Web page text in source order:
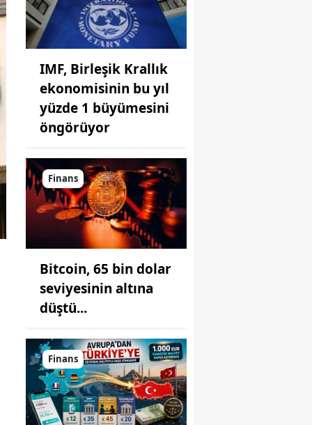
IMF, Birleşik Krallık
ekonomisinin bu yıl
yüzde 1 büyümesini
öngörüyor
Finans
Bitcoin, 65 bin dolar
seviyesinin altına
düştü...
Finans